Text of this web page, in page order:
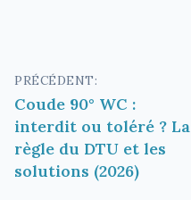
Navigation
de
l’article
PRÉCÉDENT:
Coude 90° WC :
interdit ou toléré ? La
règle du DTU et les
solutions (2026)